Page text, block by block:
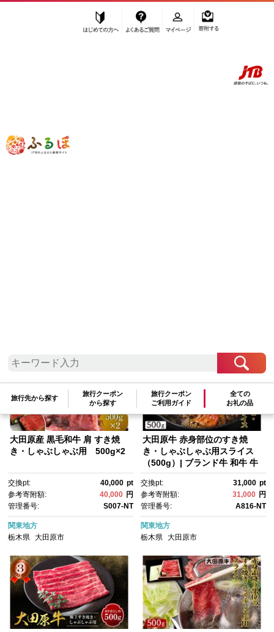
ふるぽ JTBのふるさと納税サイト
旅行先から探す
旅行クーポン
から探す
旅行クーポン
ご利用ガイド
全ての
お礼の品
大田原産 黒毛和牛 肩 すき焼
き・しゃぶしゃぶ用 500g×2
交換pt: 40,000 pt
参考寄附額:
40,000 円
管理番号:
S007-NT
関東地方
栃木県
大田原市
大田原牛 赤身部位のすき焼
き・しゃぶしゃぶ用スライス
（500g）| ブランド牛 和牛 牛
ゃぶ
交換pt: 31,000 pt
参考寄附額:
31,000 円
管理番号:
A816-NT
関東地方
栃木県 大田原市